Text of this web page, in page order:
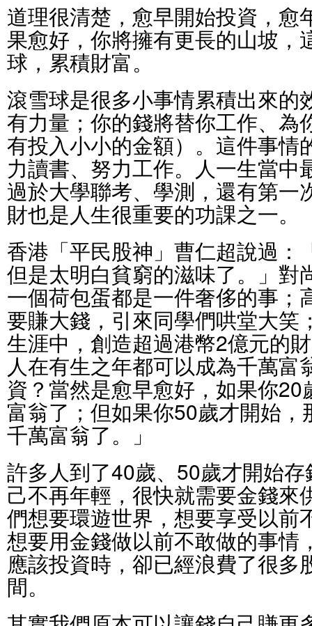
道理很清楚，愈早開始投資，愈
果愈好，你將擁有更長的山坡，
球，累積財富。
滾雪球是很多小事情累積出來的
有力量；你的錢將替你工作、為
有投入小小的金額）。這件事情
力讀書、努力工作。人一生當中
過於大學聯考、學測，還有第一
財也是人生很重要的功課之一。
香港「平民股神」曹仁超說過：
但是太明白貧窮的滋味了。」對
一個荷包蛋都是一件奢侈的事；
要賺大錢，引來同學們哄堂大笑
生涯中，創造超過港幣2億元的
人在有生之年都可以成為千萬富
資？當然是愈早愈好，如果你
富翁了；但如果你50歲才開始
千萬富翁了。」
許多人到了40歲、50歲才開始
己不再年輕，很快就需要金錢來
們想要環遊世界，想要享受以前
想要用金錢做以前不敢做的事情
應該投資時，卻已經浪費了很多
間。